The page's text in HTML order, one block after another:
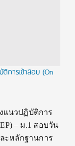
การเข้าสอบ (On
แนวปฏิบัติการ
– ม.1 สอบวัน
ะหลักฐานการ